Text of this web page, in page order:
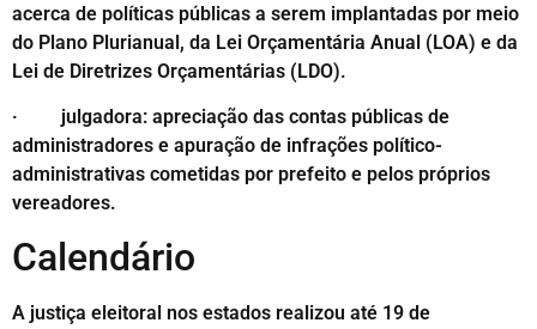
acerca de políticas públicas a serem implantadas por meio
do Plano Plurianual, da Lei Orçamentária Anual (LOA) e da
Lei de Diretrizes Orçamentárias (LDO).
· julgadora: apreciação das contas públicas de
administradores e apuração de infrações político-
administrativas cometidas por prefeito e pelos próprios
vereadores.
Calendário
A justiça eleitoral nos estados realizou até 19 de